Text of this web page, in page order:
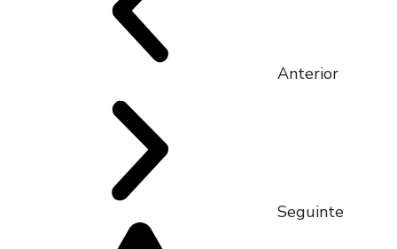
Anterior
Seguinte